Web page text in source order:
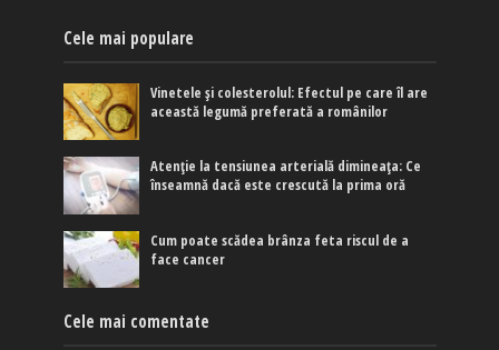
Cele mai populare
Vinetele și colesterolul: Efectul pe care îl are
această legumă preferată a românilor
Atenție la tensiunea arterială dimineața: Ce
înseamnă dacă este crescută la prima oră
Cum poate scădea brânza feta riscul de a
face cancer
Cele mai comentate